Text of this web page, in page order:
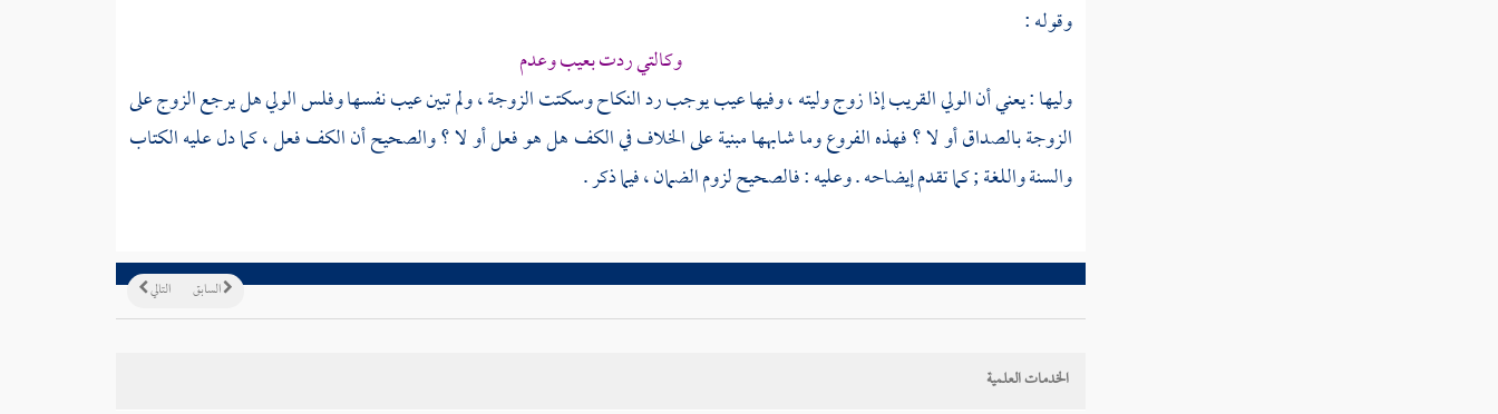
وقوله :
وكالتي ردت بعيب وعدم
وليها : يعني أن الولي القريب إذا زوج وليته ، وفيها عيب يوجب رد النكاح وسكتت الزوجة ، ولم تبين عيب نفسها وفلس الولي هل يرجع الزوج على
الزوجة بالصداق أو لا ؟ فهذه الفروع وما شابهها مبنية على الخلاف في الكف هل هو فعل أو لا ؟ والصحيح أن الكف فعل ، كما دل عليه الكتاب
والسنة واللغة ; كما تقدم إيضاحه . وعليه : فالصحيح لزوم الضمان ، فيما ذكر .
التالي السابق
الخدمات العلمية